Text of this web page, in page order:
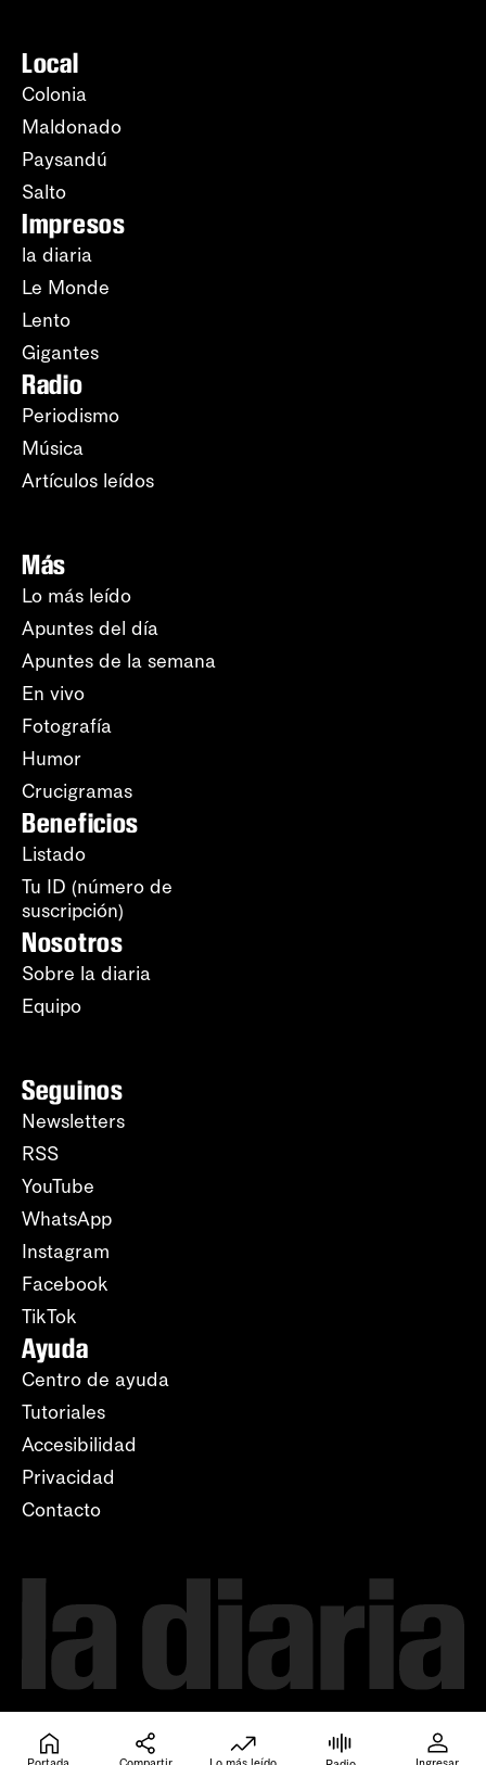
Local
Colonia
Maldonado
Paysandú
Salto
Impresos
la diaria
Le Monde
Lento
Gigantes
Radio
Periodismo
Música
Artículos leídos
Más
Lo más leído
Apuntes del día
Apuntes de la semana
En vivo
Fotografía
Humor
Crucigramas
Beneficios
Listado
Tu ID (número de
suscripción)
Nosotros
Sobre la diaria
Equipo
Seguinos
Newsletters
RSS
YouTube
WhatsApp
Instagram
Facebook
TikTok
Ayuda
Centro de ayuda
Tutoriales
Accesibilidad
Privacidad
Contacto